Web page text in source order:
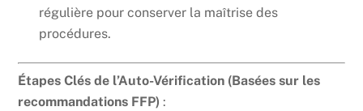
régulière pour conserver la maîtrise des
procédures.
Étapes Clés de l’Auto-Vérification (Basées sur les
recommandations FFP) :